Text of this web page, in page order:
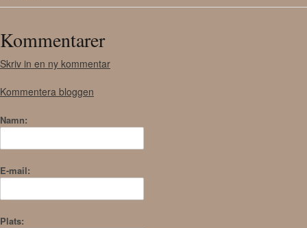
Kommentarer
Skriv in en ny kommentar
Kommentera bloggen
Namn:
E-mail:
Plats: